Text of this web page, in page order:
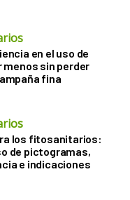
en el uso de
sin perder
fina
los fitosanitarios:
de pictogramas,
e indicaciones